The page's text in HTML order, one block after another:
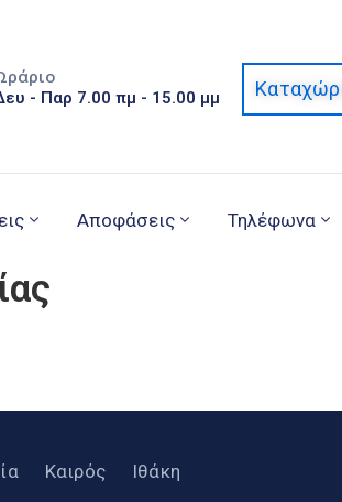
- Παρ 7.00 πμ - 15.00 μμ
Αποφάσεις Τηλέφωνα
Καιρός Ιθάκη